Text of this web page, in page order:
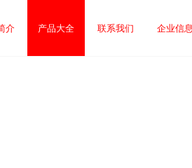
介 产品大全 联系我们 企业信息